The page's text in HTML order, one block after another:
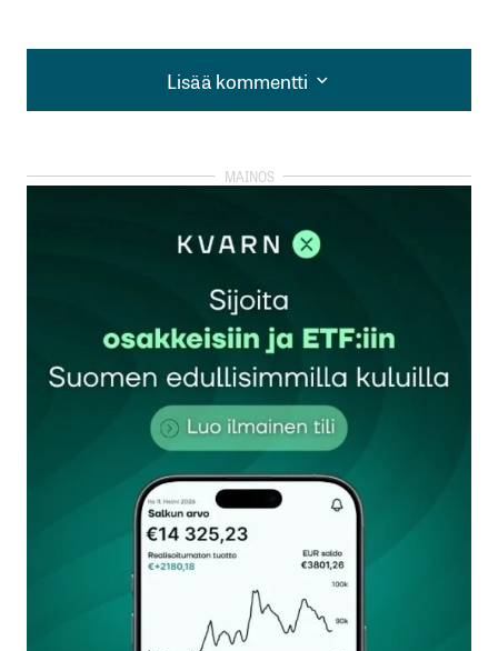
Lisää kommentti
Lisää kommentti
kirjautua
rekisteröityä
Sähköpostiosoitettasi ei julkaista.Pakolliset
kentät on merkitty*
Kommentti*
Nimesi tai nimimerkkisi